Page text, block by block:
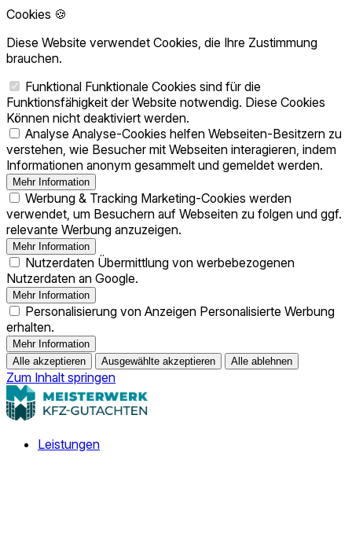
Cookies 🍪
Diese Website verwendet Cookies, die Ihre Zustimmung
brauchen.
Funktional Funktionale Cookies sind für die
Funktionsfähigkeit der Website notwendig. Diese Cookies
Können nicht deaktiviert werden.
Analyse Analyse-Cookies helfen Webseiten-Besitzern zu
verstehen, wie Besucher mit Webseiten interagieren, indem
Informationen anonym gesammelt und gemeldet werden.
Mehr Information
Werbung & Tracking Marketing-Cookies werden
verwendet, um Besuchern auf Webseiten zu folgen und ggf.
relevante Werbung anzuzeigen.
Mehr Information
Nutzerdaten Übermittlung von werbebezogenen
Nutzerdaten an Google.
Mehr Information
Personalisierung von Anzeigen Personalisierte Werbung
erhalten.
Mehr Information
Alle akzeptieren
Ausgewählte akzeptieren Alle ablehnen
Zum Inhalt springen
Leistungen